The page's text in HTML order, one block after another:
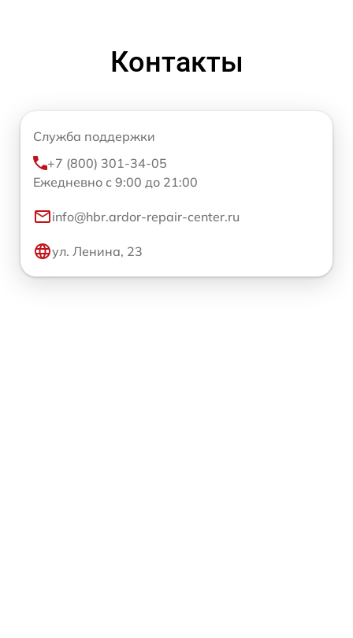
Контакты
Служба поддержки
+7 (800) 301-34-05
Ежедневно с 9:00 до 21:00
info@hbr.ardor-repair-center.ru
ул. Ленина, 23